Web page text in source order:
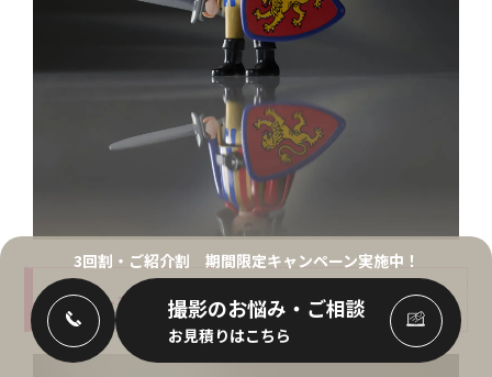
3回割・ご紹介割 期間限定キャンペーン実施中！
撮影のお悩み・ご相談
お見積りはこちら
21 イースターエッグ青の騎士フランベルジェ